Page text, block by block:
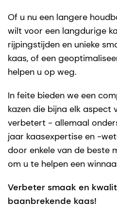
Of u nu een langere
wilt voor een langdurige
rijpingstijden en unieke
kaas, of een
helpen u op weg.
In feite bieden we een
kazen die bijna elk aspect
verbetert - allemaal
jaar kaasexpertise en -
door enkele van de beste
om u te helpen een
Verbeter smaak en
baanbrekende kaas!